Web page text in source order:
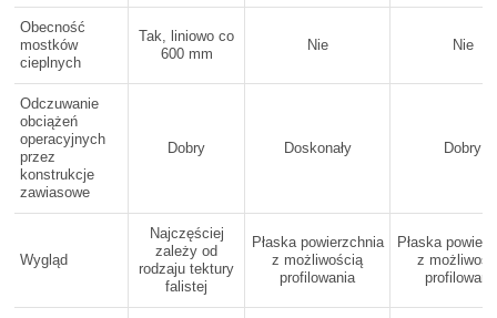
Obecność
mostków
cieplnych
Tak, liniowo co
600 mm
Nie Nie
Odczuwanie
obciążeń
operacyjnych
przez
konstrukcje
zawiasowe
Dobry Doskonały Dobry
Wygląd
Najczęściej
zależy od
rodzaju tektury
falistej
Płaska powierzchnia
z możliwością
profilowania
Płaska
z